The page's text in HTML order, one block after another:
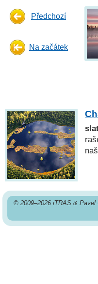
Předchozí
Na začátek
© 2009–2026 iTRAS & Pavel